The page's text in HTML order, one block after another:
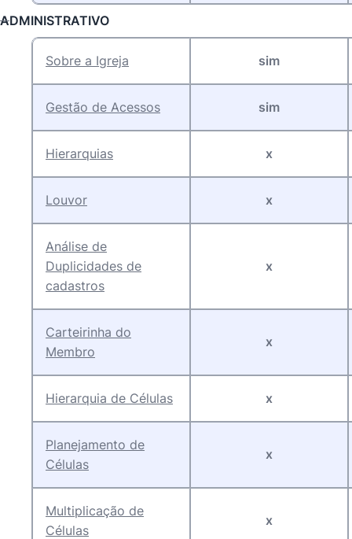
ADMINISTRATIVO
Sobre a Igreja sim
Gestão de Acessos sim
Hierarquias x
Louvor x
Análise de
Duplicidades de
cadastros
x
Carteirinha do
Membro
x
Hierarquia de Células x
Planejamento de
Células
x
Multiplicação de
Células
x